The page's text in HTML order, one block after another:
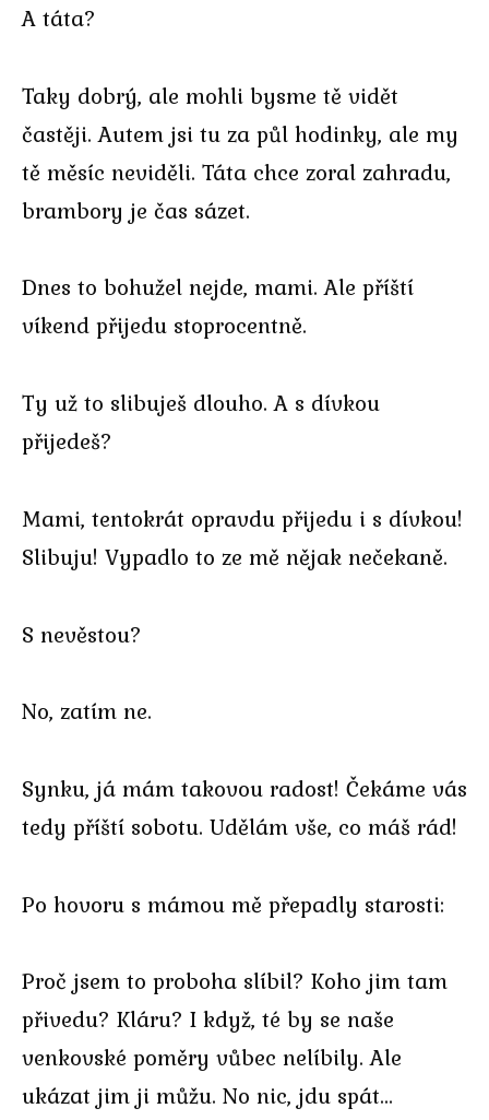
A táta?
Taky dobrý, ale mohli bysme tě vidět
častěji. Autem jsi tu za půl hodinky, ale my
tě měsíc neviděli. Táta chce zoral zahradu,
brambory je čas sázet.
Dnes to bohužel nejde, mami. Ale příští
víkend přijedu stoprocentně.
Ty už to slibuješ dlouho. A s dívkou
přijedeš?
Mami, tentokrát opravdu přijedu i s dívkou!
Slibuju! Vypadlo to ze mě nějak nečekaně.
S nevěstou?
No, zatím ne.
Synku, já mám takovou radost! Čekáme vás
tedy příští sobotu. Udělám vše, co máš rád!
Po hovoru s mámou mě přepadly starosti:
Proč jsem to proboha slíbil? Koho jim tam
přivedu? Kláru? I když, té by se naše
venkovské poměry vůbec nelíbily. Ale
ukázat jim ji můžu. No nic, jdu spát…